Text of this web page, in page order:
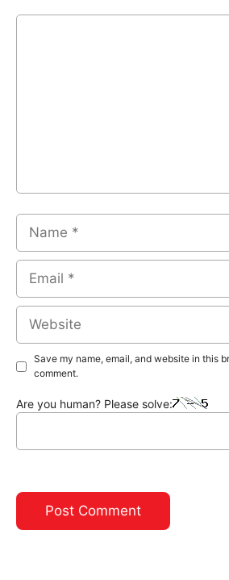
Comment
Name
Email
Website
Save my name, email, and website in this
comment.
Are you human? Please solve: